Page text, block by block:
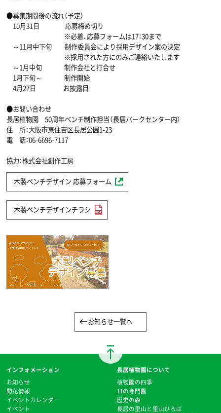
●募集期間後の流れ（予定）
10月31日 応募締め切り
※必着、応募フォームは17：30まで
～11月中下旬 制作委員会により採用デザイン案の決定
※採用された方にのみご連絡いたします
～1月中旬 制作会社と打合せ
1月下旬～ 制作開始
4月27日 お披露目
●お問い合わせ
長居植物園 50周年ベンチ制作担当（長居パークセンター内）
住 所：大阪市東住吉区長居公園1-23
電 話：06-6696-7117
協力：株式会社創作工房
木製ベンチデザイン 応募フォーム
木製ベンチデザインチラシ
お知らせ一覧へ
インフォメーション
お知らせ
開花情報
イベントカレンダー
イベント
長居植物園について
植物園の四季
11の専門園
歴史の森
⻑居の里山と里山ひろば